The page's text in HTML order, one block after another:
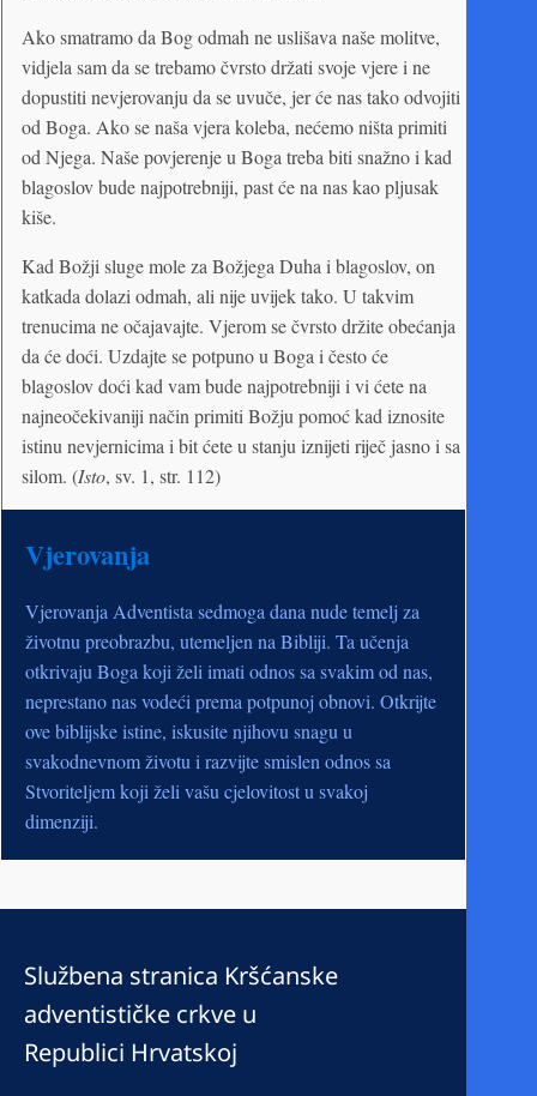
Ako smatramo da Bog odmah ne uslišava naše molitve,
vidjela sam da se trebamo čvrsto držati svoje vjere i ne
dopustiti nevjerovanju da se uvuče, jer će nas tako odvojiti
od Boga. Ako se naša vjera koleba, nećemo ništa primiti
od Njega. Naše povjerenje u Boga treba biti snažno i kad
blagoslov bude najpotrebniji, past će na nas kao pljusak
kiše.
Kad Božji sluge mole za Božjega Duha i blagoslov, on
katkada dolazi odmah, ali nije uvijek tako. U takvim
trenucima ne očajavajte. Vjerom se čvrsto držite obećanja
da će doći. Uzdajte se potpuno u Boga i često će
blagoslov doći kad vam bude najpotrebniji i vi ćete na
najneočekivaniji način primiti Božju pomoć kad iznosite
istinu nevjernicima i bit ćete u stanju iznijeti riječ jasno i sa
silom. (Isto, sv. 1, str. 112)
Vjerovanja
Vjerovanja Adventista sedmoga dana nude temelj za
životnu preobrazbu, utemeljen na Bibliji. Ta učenja
otkrivaju Boga koji želi imati odnos sa svakim od nas,
neprestano nas vodeći prema potpunoj obnovi. Otkrijte
ove biblijske istine, iskusite njihovu snagu u
svakodnevnom životu i razvijte smislen odnos sa
Stvoriteljem koji želi vašu cjelovitost u svakoj
dimenziji.
Službena stranica Kršćanske
adventističke crkve u
Republici Hrvatskoj